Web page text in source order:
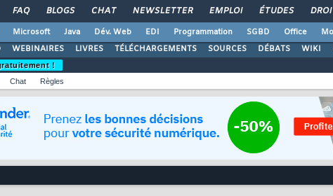
FAQ BLOGS CHAT NEWSLETTER EMPLOI ÉTUDES
Microsoft Java Dév. Web EDI Programmation SGBD Office
WEBINAIRES LIVRES TÉLÉCHARGEMENTS SOURCES DÉBATS WIKI
!
Chat Règles